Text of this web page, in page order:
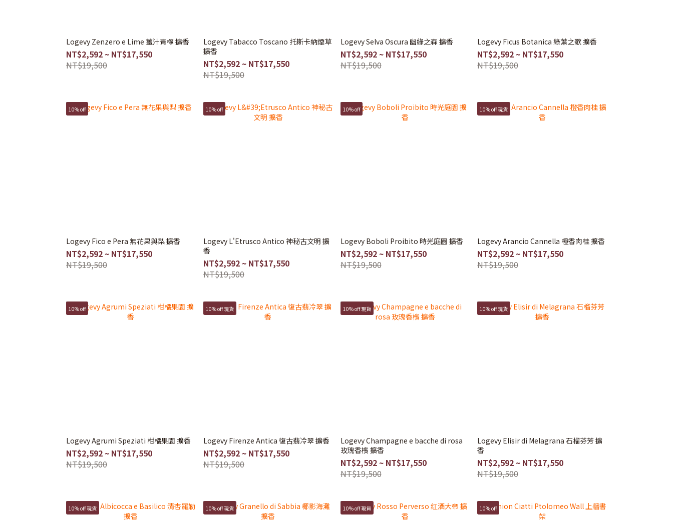
Logevy Zenzero e Lime 薑汁青檸 擴香
NT$2,592 ~ NT$17,550
NT$19,500
Logevy Tabacco Toscano 托斯卡納煙草
擴香
NT$2,592 ~ NT$17,550
NT$19,500
Logevy Selva Oscura 幽綠之森 擴香
NT$2,592 ~ NT$17,550
NT$19,500
Logevy Ficus Botanica 綠葉之歌 擴香
NT$2,592 ~ NT$17,550
NT$19,500
10% off
Logevy Fico e Pera 無花果與梨 擴香
NT$2,592 ~ NT$17,550
NT$19,500
10% off
Logevy L'Etrusco Antico 神秘古文明 擴
香
NT$2,592 ~ NT$17,550
NT$19,500
10% off
Logevy Boboli Proibito 時光庭園 擴香
NT$2,592 ~ NT$17,550
NT$19,500
10% off 現貨
Logevy Arancio Cannella 橙香肉桂 擴香
NT$2,592 ~ NT$17,550
NT$19,500
10% off
Logevy Agrumi Speziati 柑橘果園 擴香
NT$2,592 ~ NT$17,550
NT$19,500
10% off 現貨
Logevy Firenze Antica 復古翡冷翠 擴香
NT$2,592 ~ NT$17,550
NT$19,500
10% off 現貨
Logevy Champagne e bacche di rosa
玫瑰香檳 擴香
NT$2,592 ~ NT$17,550
NT$19,500
10% off 現貨
Logevy Elisir di Melagrana 石榴芬芳 擴
香
NT$2,592 ~ NT$17,550
NT$19,500
10% off 現貨 10% off 現貨 10% off 現貨 10% off